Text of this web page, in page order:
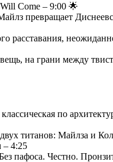
Come – 9:00 🌟
превращает
расставания,
вещь, на грани между
по
титанов: Майлза и
– 4:25
пафоса. Честно.